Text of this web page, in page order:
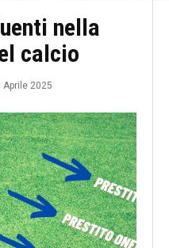
nella
calcio
Aprile 2025